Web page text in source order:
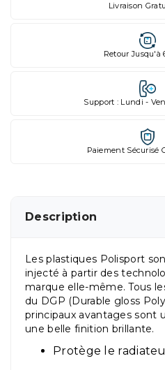
Livraison
Retour Jusqu'à
Support : Lundi -
Paiement Sécurisé
Description
Les plastiques Polisport
injecté à partir des
marque elle-même. Tous
du DGP (Durable gloss
principaux avantages sont
une belle finition brillante.
Protège le